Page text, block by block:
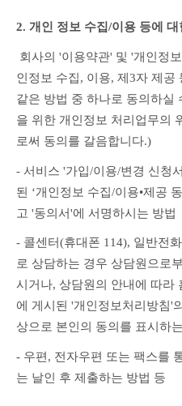
2. 개인 정보 수집/이용 등에 대
인정보 수집, 이용, 제3자 제
같은 방법 중 하나로 동의하실
을 위한 개인정보 처리업무의
로써 동의를 갈음합니다.)
- 서비스 '가입/이용/변경 신청
된 ‘개인정보 수집/이용•제공
고 '동의서'에 서명하시는 방법
- 콜센터(휴대폰 114), 일반전
로 상담하는 경우 상담원으로
시거나, 상담원의 안내에 따라
에 게시된 '개인정보처리방침'
상으로 본인의 동의를 표시하
- 우편, 전자우편 또는 팩스를
는 날인 후 제출하는 방법 등